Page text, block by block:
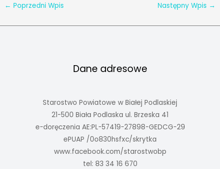
← Poprzedni Wpis Następny Wpis →
Dane adresowe
Starostwo Powiatowe w Białej Podlaskiej
21-500 Biała Podlaska ul. Brzeska 41
e-doręczenia AE:PL-57419-27898-GEDCG-29
ePUAP /0o830hsfxc/skrytka
www.facebook.com/starostwobp
tel: 83 34 16 670